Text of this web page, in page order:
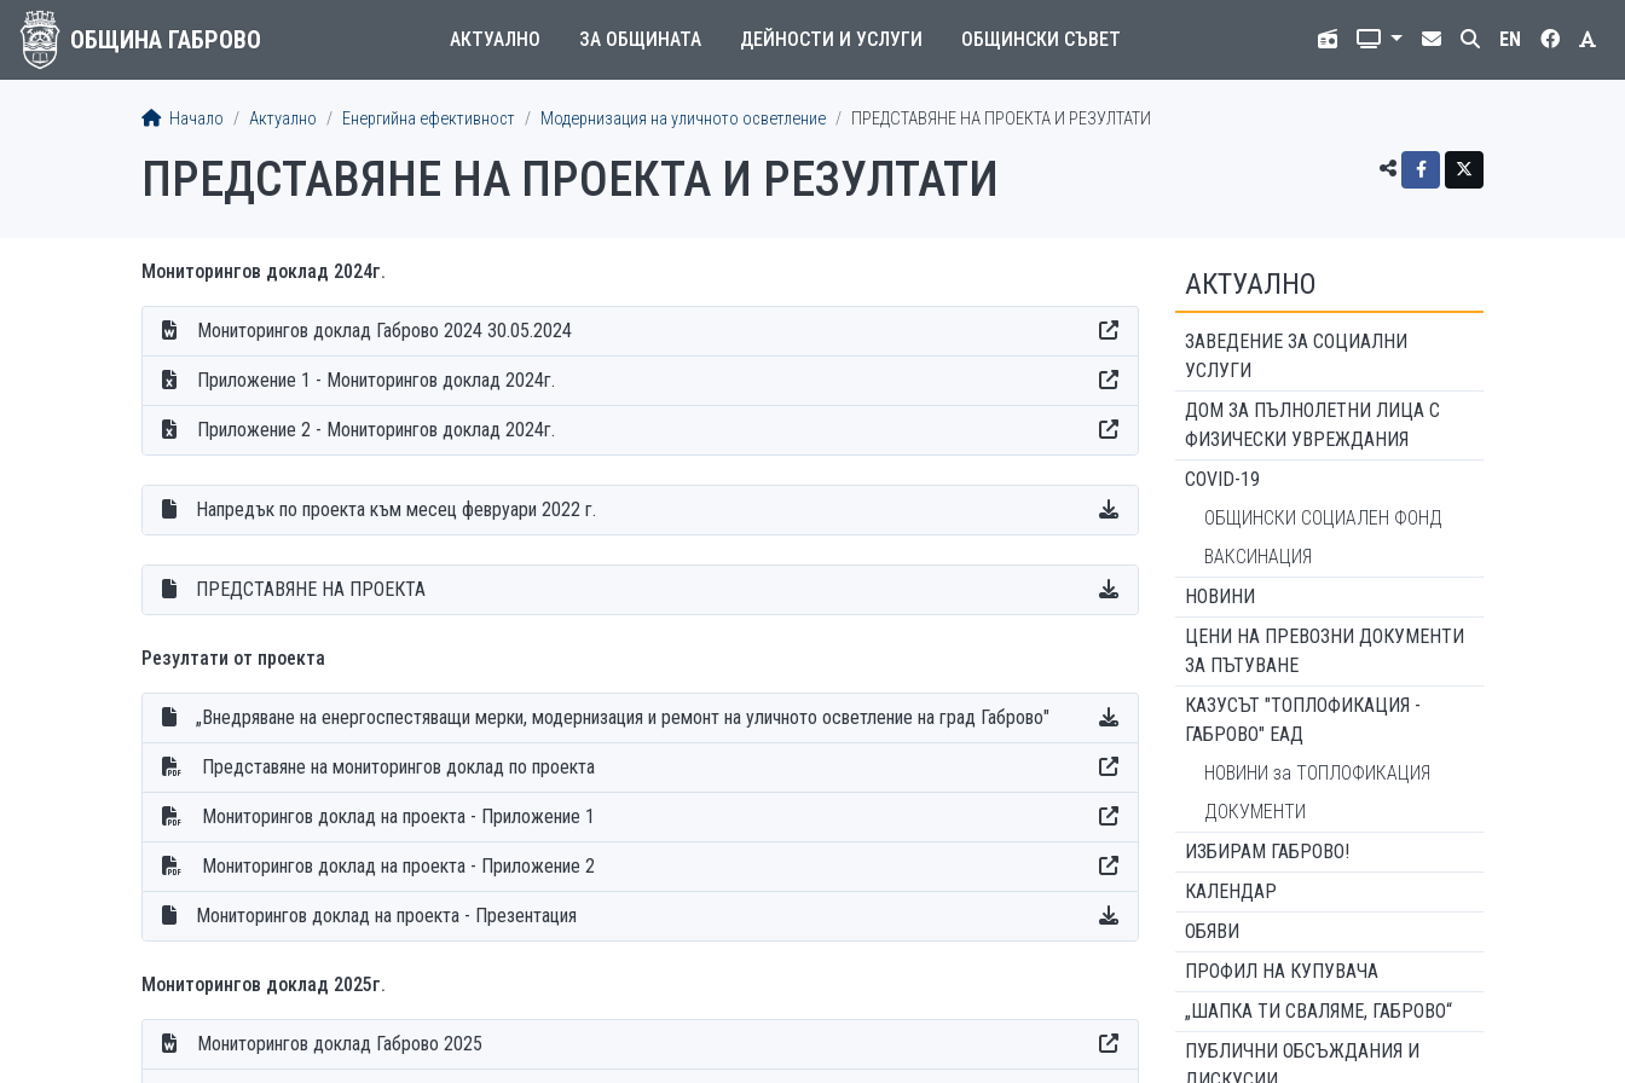
ОБЩИНА ГАБРОВО АКТУАЛНО ЗА ОБЩИНАТА ДЕЙНОСТИ И УСЛУГИ ОБЩИНСКИ СЪВЕТ EN
Начало Актуално Енергийна ефективност Модернизация на уличното осветление ПРЕДСТАВЯНЕ НА ПРОЕКТА И РЕЗУЛТАТИ
ПРЕДСТАВЯНЕ НА ПРОЕКТА И РЕЗУЛТАТИ
Мониторингов доклад 2024г.
Мониторингов доклад Габрово 2024 30.05.2024
Приложение 1 - Мониторингов доклад 2024г.
Приложение 2 - Мониторингов доклад 2024г.
Напредък по проекта към месец февруари 2022 г.
ПРЕДСТАВЯНЕ НА ПРОЕКТА
Резултати от проекта
„Внедряване на енергоспестяващи мерки, модернизация и ремонт на уличното осветление на град Габрово"
Представяне на мониторингов доклад по проектa
Мониторингов доклад на проекта - Приложение 1
Мониторингов доклад на проекта - Приложение 2
Мониторингов доклад на проекта - Презентация
Мониторингов доклад 2025г.
Мониторингов доклад Габрово 2025
АКТУАЛНО
ЗАВЕДЕНИЕ ЗА СОЦИАЛНИ
УСЛУГИ
ДОМ ЗА ПЪЛНОЛЕТНИ ЛИЦА С
ФИЗИЧЕСКИ УВРЕЖДАНИЯ
COVID-19
ОБЩИНСКИ СОЦИАЛЕН ФОНД
ВАКСИНАЦИЯ
НОВИНИ
ЦЕНИ НА ПРЕВОЗНИ ДОКУМЕНТИ
ЗА ПЪТУВАНЕ
КАЗУСЪТ "ТОПЛОФИКАЦИЯ -
ГАБРОВО" ЕАД
НОВИНИ за ТОПЛОФИКАЦИЯ
ДОКУМЕНТИ
ИЗБИРАМ ГАБРОВО!
КАЛЕНДАР
ОБЯВИ
ПРОФИЛ НА КУПУВАЧА
„ШАПКА ТИ СВАЛЯМЕ, ГАБРОВО“
ПУБЛИЧНИ ОБСЪЖДАНИЯ И